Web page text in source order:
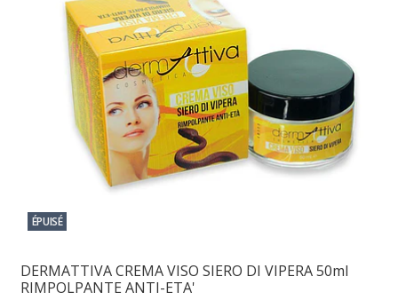
ÉPUISÉ
DERMATTIVA CREMA VISO SIERO DI VIPERA 50ml
RIMPOLPANTE ANTI-ETA'